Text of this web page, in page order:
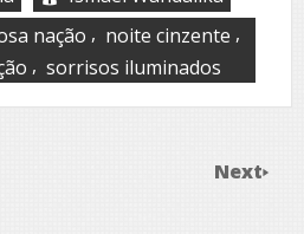
nação , noite cinzente ,
, sorrisos iluminados
Next